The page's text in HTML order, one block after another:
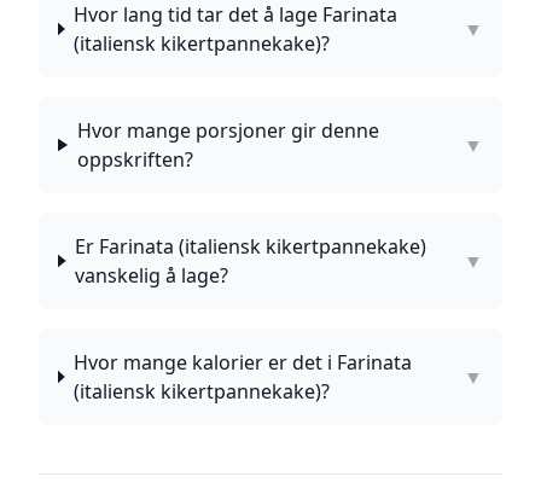
Hvor lang tid tar det å lage Farinata
(italiensk kikertpannekake)?
▼
Hvor mange porsjoner gir denne
oppskriften?
▼
Er Farinata (italiensk kikertpannekake)
vanskelig å lage?
▼
Hvor mange kalorier er det i Farinata
(italiensk kikertpannekake)?
▼